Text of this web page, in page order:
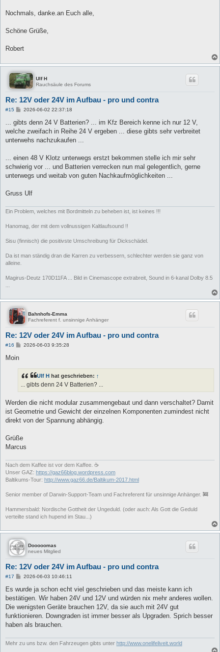
Nochmals, danke.an Euch alle,
Schöne Grüße,
Robert
Ulf H
Rauchsäule des Forums
Re: 12V oder 24V im Aufbau - pro und contra
#15
B
i
r
a
2026-06-02 22:37:18
... gibts denn 24 V Batterien? ... im Kfz Bereich kenne ich nur 12 V,
welche zweifach in Reihe 24 V ergeben ... diese gibts sehr verbreitet
unterwehs nachzukaufen ...
... einen 48 V Klotz unterwegs erstzt bekommen stelle ich mir sehr
schwierig vor ... und Batterien verrecken nun mal gelegentlich, gerne
unterwegs und weitab von guten Nachkaufmöglichkeiten ...
Gruss Ulf
Ein Problem, welches mit Bordmitteln zu beheben ist, ist keines !!!
Hanomag, der mit dem vollnussigen Kaltlaufsound !!
Sisu (finnisch) die positivste Umschreibung für Dickschädel.
Da ist man ständig dran die Karren zu verbessern, schlechter werden sie ganz von
alleine.
Magirus-Deutz 170D11FA ... Bild in Cinemascope extrabreit, Sound in 6-kanal Dolby 8.5
...
Bahnhofs-Emma
Fachreferent f. unsinnige Anhänger
Re: 12V oder 24V im Aufbau - pro und contra
#16
B
r
a
g
2026-06-03 9:35:28
Moin
Ulf H hat geschrieben: ↑
... gibts denn 24 V Batterien? ...
Werden die nicht modular zusammengebaut und dann verschaltet? Damit
ist Geometrie und Gewicht der einzelnen Komponenten zumindest nicht
direkt von der Spannung abhängig.
Grüße
Marcus
Nach dem Kaffee ist vor dem Kaffee. ☕
Unser GAZ: https://gaz66blog.wordpress.com
Baltikums-Tour: http://www.gaz66.de/Baltikum-2017.html
Senior member of Darwin-Support-Team und Fachreferent für unsinnige Anhänger. 🚒
Hammersbald: Nordische Gottheit der Ungeduld. (oder auch: Als Gott die Geduld
verteilte stand ich hupend im Stau...)
Dooooomas
neues Mitglied
Re: 12V oder 24V im Aufbau - pro und contra
#17
B
i
r
a
2026-06-03 10:46:11
Es wurde ja schon echt viel geschrieben und das meiste kann ich
bestätigen. Wir haben 24V und 12V und würden nix mehr anderes wollen.
Die wenigsten Geräte brauchen 12V, da sie auch mit 24V gut
funktionieren. Downgraden ist immer besser als Upgraden. Sprich besser
haben als brauchen.
Mehr zu uns bzw. den Fahrzeugen gibts unter http://www.onelifeliveit.world